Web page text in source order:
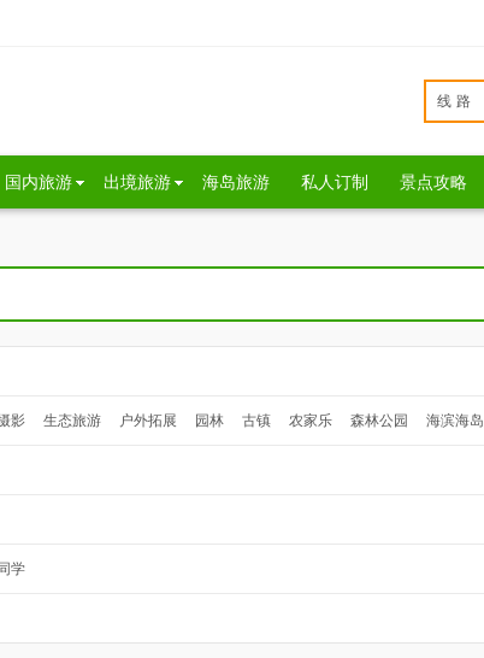
线路
国内旅游 出境旅游 海岛旅游 私人订制 景点攻略
影 生态旅游 户外拓展 园林 古镇 农家乐 森林公园 海滨海岛
同学